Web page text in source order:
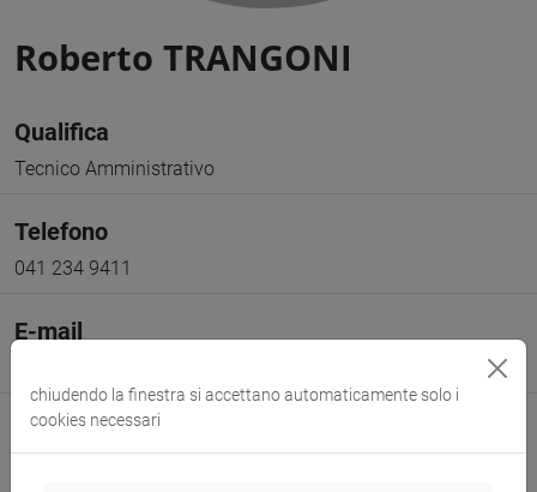
Roberto TRANGONI
Qualifica
Tecnico Amministrativo
Telefono
041 234 9411
E-mail
Sito web
chiudendo la finestra si accettano automaticamente solo i
cookies necessari